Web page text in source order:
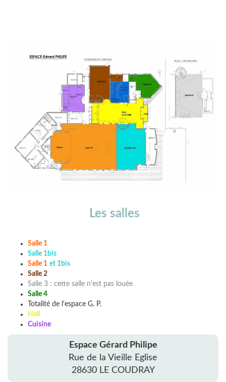
Les salles
Salle 1
Salle 1bis
Salle 1 et 1bis
Salle 2
Salle 3 : cette salle n'est pas louée
Salle 4
Totalité de l'espace G. P.
Hall
Cuisine
Espace Gérard Philipe
Rue de la Vieille Eglise
28630 LE COUDRAY